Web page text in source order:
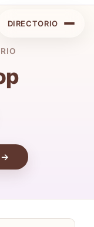
→
DIRECTORIO